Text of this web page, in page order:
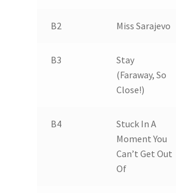
B2 Miss Sarajevo
B3
Stay
(Faraway, So
Close!)
B4
Stuck In A
Moment You
Can’t Get Out
Of